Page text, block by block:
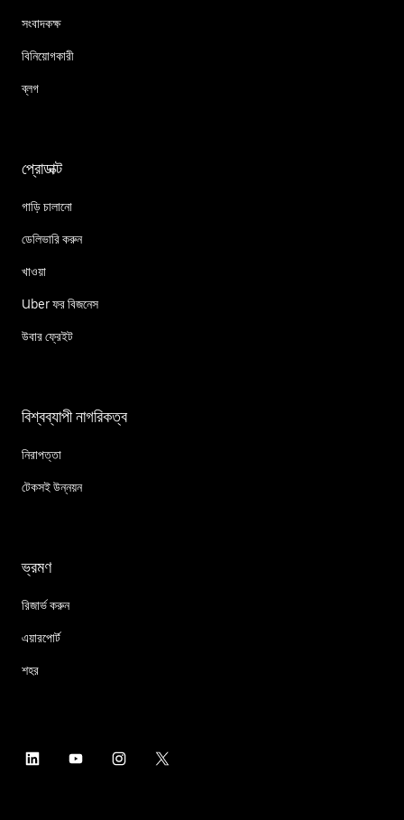
সংবাদকক্ষ
বিনিয়োগকারী
ব্লগ
প্রোডাক্ট
গাড়ি চালানো
ডেলিভারি করুন
খাওয়া
Uber ফর বিজনেস
উবার ফ্রেইট
বিশ্বব্যাপী নাগরিকত্ব
নিরাপত্তা
টেকসই উন্নয়ন
ভ্রমণ
রিজার্ভ করুন
এয়ারপোর্ট
শহর